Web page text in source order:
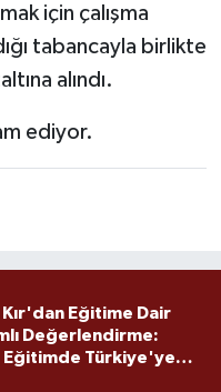
için çalışma
tabancayla birlikte
alındı.
ediyor.
Eğitime Dair
Değerlendirme:
Eğitimde Türkiye'ye